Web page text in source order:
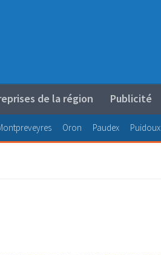
de la région Publicité
Oron Paudex Puidoux